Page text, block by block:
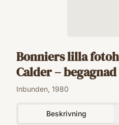
Bonniers lilla
Calder –
Inbunden, 1980
Beskrivning